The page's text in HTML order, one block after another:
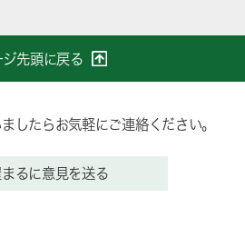
ジ先頭に戻る
したらお気軽にご連絡ください。
るに意見を送る